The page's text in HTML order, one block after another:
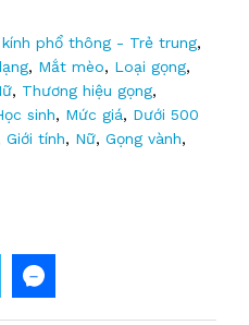
kính phổ thông - Trẻ trung,
, Mắt mèo, Loại gọng,
, Thương hiệu gọng,
sinh, Mức giá, Dưới 500
Giới tính, Nữ, Gọng vành,